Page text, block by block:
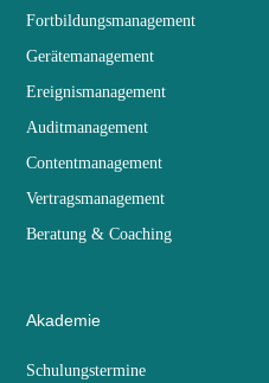
Fortbildungsmanagement
Gerätemanagement
Ereignismanagement
Auditmanagement
Contentmanagement
Vertragsmanagement
Beratung & Coaching
Akademie
Schulungstermine